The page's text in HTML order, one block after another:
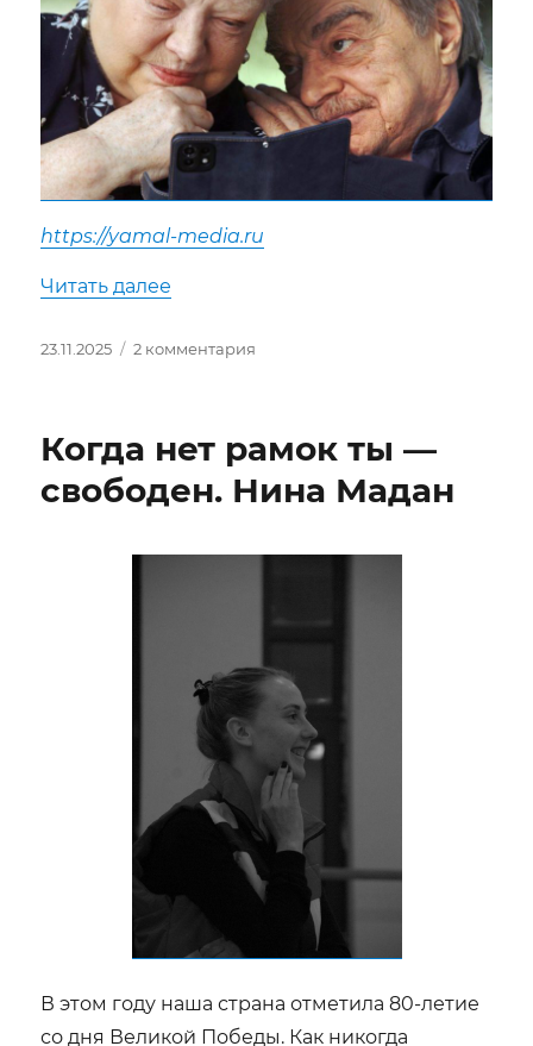
https://yamal-media.ru
Читать далее
Опубликовано
23.11.2025 2 комментария
одной
Тихая
Когда нет рамок ты —
свободен. Нина Мадан
В этом году наша страна отметила 80-летие
со дня Великой Победы. Как никогда